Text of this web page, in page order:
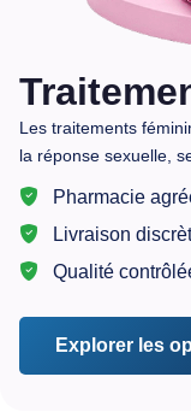
Les traitements
la réponse sexuelle,
Pharmacie
Livraison
Qualité
Explorer les